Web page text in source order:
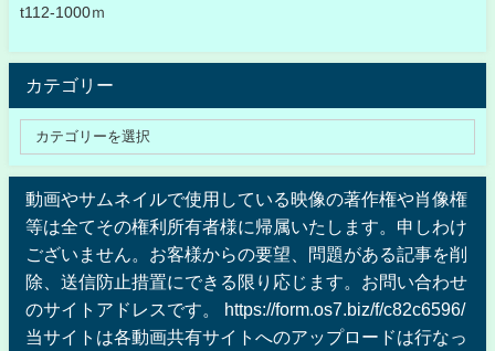
t112-1000ｍ
カテゴリー
動画やサムネイルで使用している映像の著作権や肖像権
等は全てその権利所有者様に帰属いたします。申しわけ
ございません。お客様からの要望、問題がある記事を削
除、送信防止措置にできる限り応じます。お問い合わせ
のサイトアドレスです。 https://form.os7.biz/f/c82c6596/
当サイトは各動画共有サイトへのアップロードは行なっ